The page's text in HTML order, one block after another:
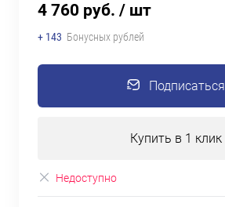
4 760 руб. / шт
+ 143 Бонусных рублей
Подписаться
Купить в 1 клик
Недоступно